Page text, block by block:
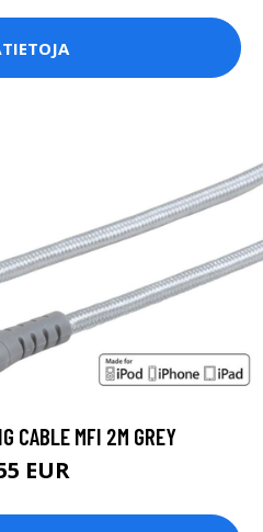
CABLE MFI 2M GREY
EUR